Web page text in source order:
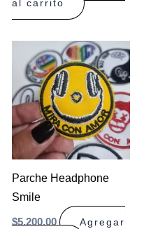
al carrito
Parche Headphone
Smile
$5.200,00
Agregar